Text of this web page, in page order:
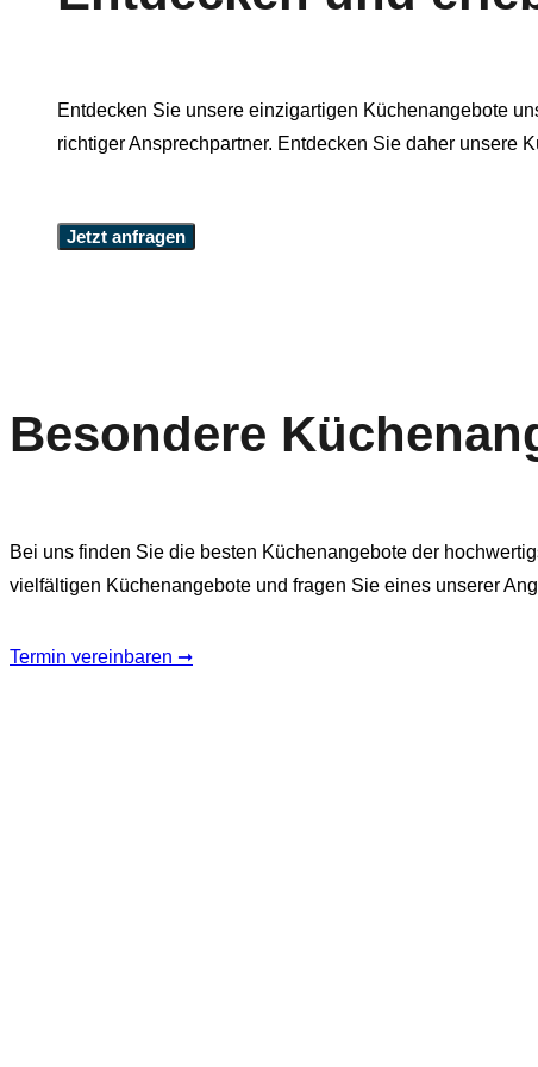
Entdecken Sie unsere einzigartigen Küchenangebote
richtiger Ansprechpartner. Entdecken Sie daher unsere
Jetzt anfragen
Besondere
Bei uns finden Sie die besten Küchenangebote der
vielfältigen Küchenangebote und fragen Sie eines unserer
Termin vereinbaren ➞